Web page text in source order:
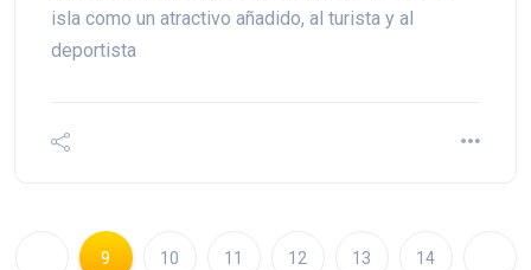
isla como un atractivo añadido, al turista y al
deportista
9 10 11 12 13 14